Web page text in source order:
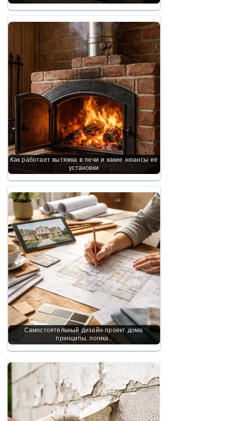
Как работает вытяжка в печи и какие нюансы её
установки
Самостоятельный дизайн-проект дома:
принципы, логика…